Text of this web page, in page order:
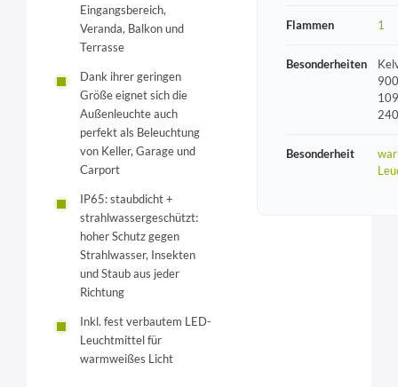
Eingangsbereich,
Veranda, Balkon und
Terrasse
Dank ihrer geringen
Größe eignet sich die
Außenleuchte auch
perfekt als Beleuchtung
von Keller, Garage und
Carport
IP65: staubdicht +
strahlwassergeschützt:
hoher Schutz gegen
Strahlwasser, Insekten
und Staub aus jeder
Richtung
Inkl. fest verbautem LED-
Leuchtmittel für
warmweißes Licht
Flammen 1
Besonderheiten
Besonderheit